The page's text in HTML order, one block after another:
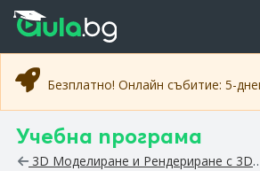
Прескочи към основното съдържание
Прескочи към навигацията
Безплатно! Онлайн събитие: 5-
Учебна програма
3D Моделиране и Рендериране с 3DS MAX